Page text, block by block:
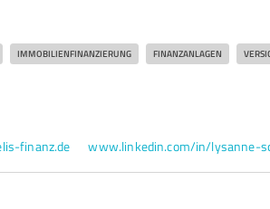
IMMOBILIENFINANZIERUNG FINANZANLAGEN
finanz.de